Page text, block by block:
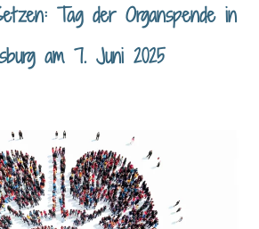
Tag der Organspende in
am 7. Juni 2025